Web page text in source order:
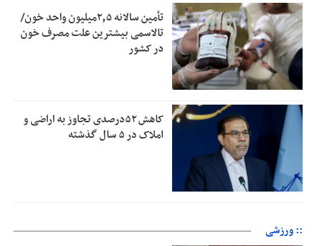
تأمین سالانه ۲٫۵میلیون واحد خون/
تالاسمی بیشترین علت مصرف‌ خون
در کشور
کاهش ۵۲درصدی تجاوز به اراضی و
املاک در ۵ سال گذشته
:: ورزشی